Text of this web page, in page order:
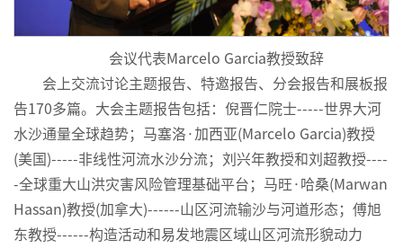
会议代表Marcelo Garcia教授致辞
会上交流讨论主题报告、特邀报告、分会报告和展板报
告170多篇。大会主题报告包括：倪晋仁院士-----世界大河
水沙通量全球趋势；马塞洛·加西亚(Marcelo Garcia)教授
(美国)-----非线性河流水沙分流；刘兴年教授和刘超教授----
-全球重大山洪灾害风险管理基础平台；马旺·哈桑(Marwan
Hassan)教授(加拿大)------山区河流输沙与河道形态；傅旭
东教授------构造活动和易发地震区域山区河流形貌动力